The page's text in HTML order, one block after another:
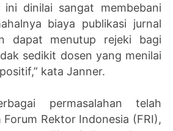
ini dinilai sangat membebani
biaya publikasi jurnal
dapat menutup rejeki bagi
sedikit dosen yang menilai
kata Janner.
permasalahan telah
Forum Rektor Indonesia (FRI),